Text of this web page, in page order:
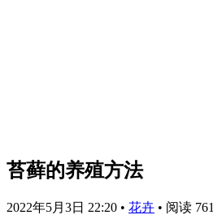
苔藓的养殖方法
2022年5月3日 22:20 • 花卉 • 阅读 761